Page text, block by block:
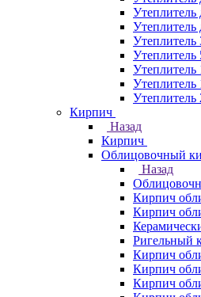
Утеплитель
Утеплитель
Кирпич
Назад
Кирпич
Облицовочный
Назад
Кирпич
Кирпич
Ригельный
Кирпич
Кирпич
Кирпич